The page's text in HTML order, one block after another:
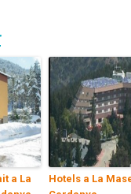
a La
Hotels a La